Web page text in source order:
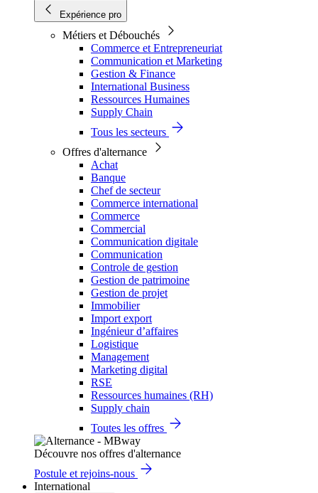
Expérience pro
Métiers et Débouchés
Commerce et Entrepreneuriat
Communication et Marketing
Gestion & Finance
International Business
Ressources Humaines
Supply Chain
Tous les secteurs
Offres d'alternance
Achat
Banque
Chef de secteur
Commerce international
Commerce
Commercial
Communication digitale
Communication
Controle de gestion
Gestion de patrimoine
Gestion de projet
Immobilier
Import export
Ingénieur d’affaires
Logistique
Management
Marketing digital
RSE
Ressources humaines (RH)
Supply chain
Toutes les offres
Découvre nos offres d'alternance
Postule et rejoins-nous
International